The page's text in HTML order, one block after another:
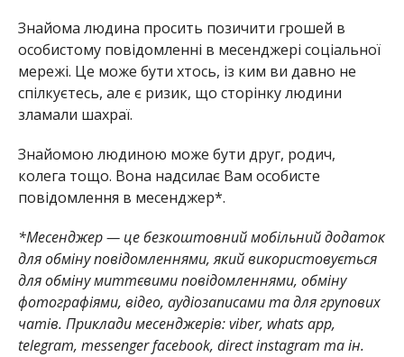
Знайома людина просить позичити грошей в
особистому повідомленні в месенджері соціальної
мережі. Це може бути хтось, із ким ви давно не
спілкуєтесь, але є ризик, що сторінку людини
зламали шахраї.
Знайомою людиною може бути друг, родич,
колега тощо. Вона надсилає Вам особисте
повідомлення в месенджер*.
*Месенджер—це безкоштовний мобільний додаток
для обміну повідомленнями, який використовується
для обміну миттєвими повідомленнями, обміну
фотографіями, відео, аудіозаписами та для групових
чатів. Приклади месенджерів: viber, whats app,
telegram, messenger facebook, direct instagram та ін.